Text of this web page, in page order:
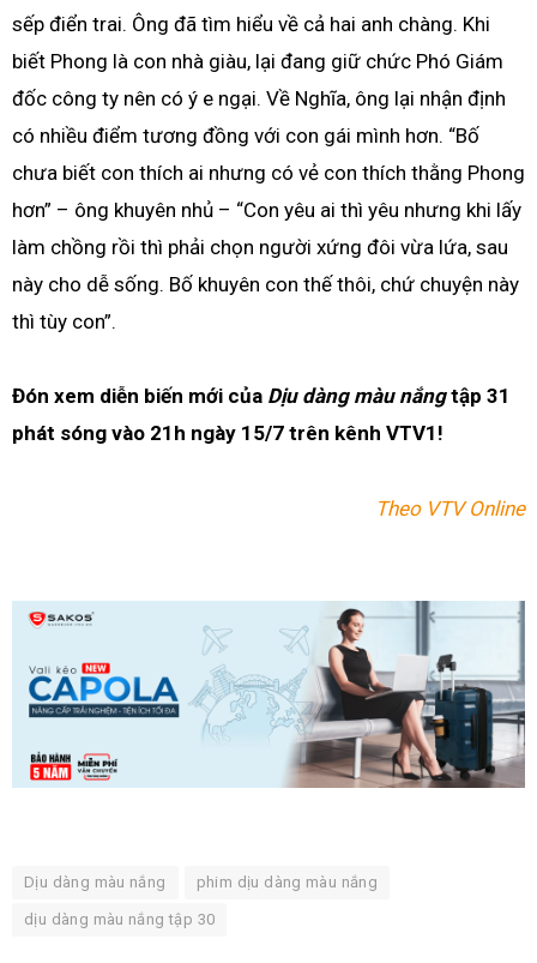
sếp điển trai. Ông đã tìm hiểu về cả hai anh chàng. Khi
biết Phong là con nhà giàu, lại đang giữ chức Phó Giám
đốc công ty nên có ý e ngại. Về Nghĩa, ông lại nhận định
có nhiều điểm tương đồng với con gái mình hơn. “Bố
chưa biết con thích ai nhưng có vẻ con thích thằng Phong
hơn” – ông khuyên nhủ – “Con yêu ai thì yêu nhưng khi lấy
làm chồng rồi thì phải chọn người xứng đôi vừa lứa, sau
này cho dễ sống. Bố khuyên con thế thôi, chứ chuyện này
thì tùy con”.
Đón xem diễn biến mới của Dịu dàng màu nắngtập 31
phát sóng vào 21h ngày 15/7 trên kênh VTV1!
Theo VTV Online
Dịu dàng màu nắng phim dịu dàng màu nắng
dịu dàng màu nắng tập 30